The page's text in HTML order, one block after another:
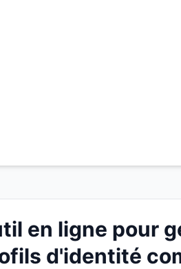
en ligne pour
d'identité